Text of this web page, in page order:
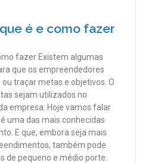
é e como fazer
fazer Existem algumas
que os empreendedores
traçar metas e objetivos. O
sejam utilizados no
empresa. Hoje vamos falar
uma das mais conhecidas
E que, embora seja mais
também pode
de pequeno e médio porte.